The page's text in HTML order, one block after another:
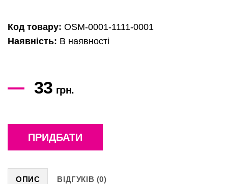
Код товару: OSM-0001-1111-0001
Наявність: В наявності
33 грн.
ПРИДБАТИ
ОПИС ВІДГУКІВ (0)